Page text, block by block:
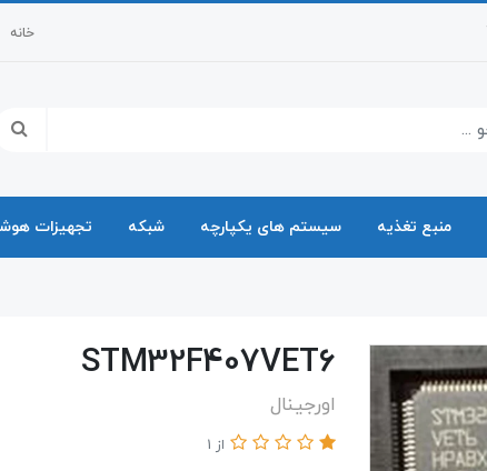
خانه
منبع تغذیه سیستم های یکپارچه شبکه تجهیزات
STM32F407VET6
اورجینال
از 1